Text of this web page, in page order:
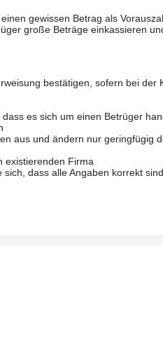
gewissen Betrag als
große Beträge einkassieren
bestätigen, sofern bei der
es sich um einen Betrüger
aus und ändern nur geringfügig
existierenden Firma
dass alle Angaben korrekt